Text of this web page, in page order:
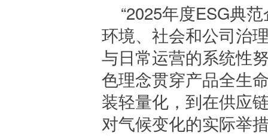
“2025年度ESG典
环境、社会和公司治
与日常运营的系统性
色理念贯穿产品全生
装轻量化，到在供应
对气候变化的实际举